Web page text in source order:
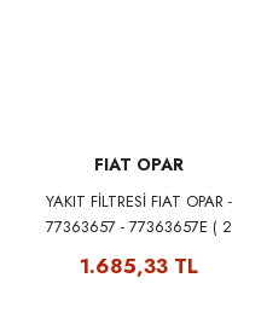
FIAT OPAR
YAKIT FİLTRESİ FIAT OPAR -
77363657 - 77363657E ( 2
1.685,33 TL